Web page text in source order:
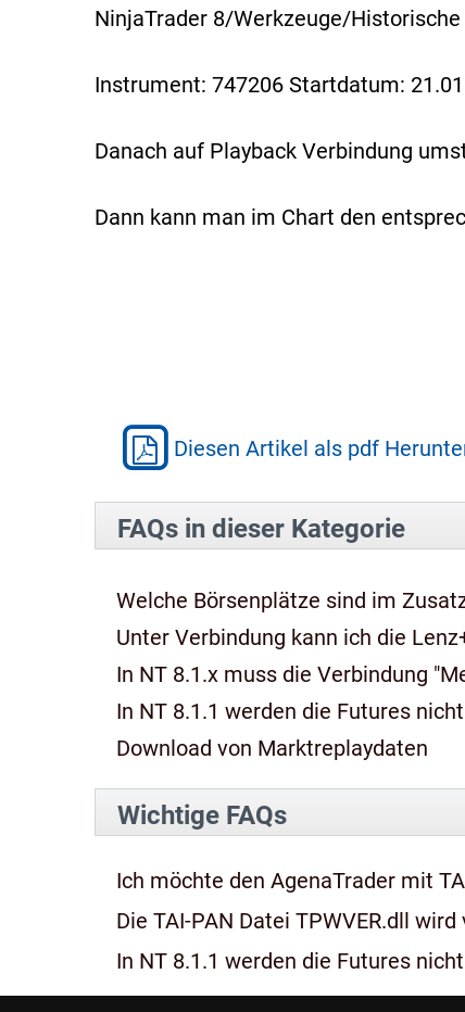
NinjaTrader 8/Werkzeuge/
Instrument: 747206 Startdatum:
Danach auf Playback Verbindung
Dann kann man im Chart den
Diesen Artikel als pdf
FAQs in dieser Kategorie
Welche Börsenplätze sind im
Unter Verbindung kann ich die
In NT 8.1.x muss die Verbindung
In NT 8.1.1 werden die Futures
Download von Marktreplaydaten
Wichtige FAQs
Ich möchte den AgenaTrader mit
Die TAI-PAN Datei TPWVER.dll
In NT 8.1.1 werden die Futures